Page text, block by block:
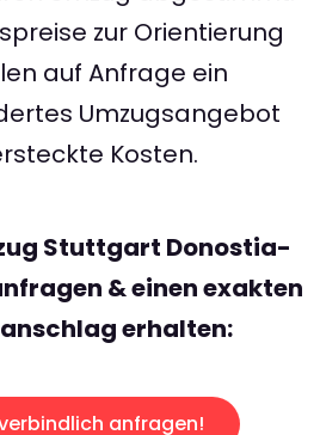
zur Orientierung
auf Anfrage ein
Umzugsangebot
Kosten.
Stuttgart Donostia-
& einen exakten
erhalten:
anfragen!